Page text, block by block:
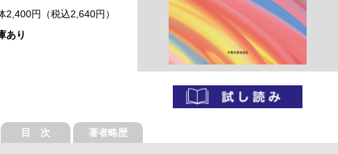
2,400円（税込2,640円）
あり
目 次 著者略歴